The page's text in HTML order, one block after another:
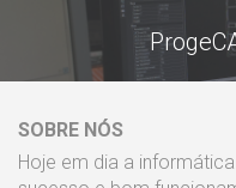
SOBRE NÓS
Hoje em dia a